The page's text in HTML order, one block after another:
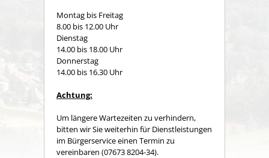
Montag bis Freitag
8.00 bis 12.00 Uhr
Dienstag
14.00 bis 18.00 Uhr
Donnerstag
14.00 bis 16.30 Uhr
Achtung:
Um längere Wartezeiten zu verhindern,
bitten wir Sie weiterhin für Dienstleistungen
im Bürgerservice einen Termin zu
vereinbaren (07673 8204-34).